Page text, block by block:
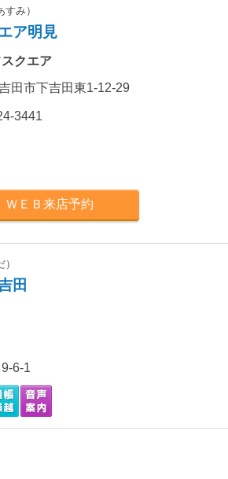
すみ）
ア明見
クエア
田市下吉田東1-12-29
3441
ＷＥＢ来店予約
田
6-1